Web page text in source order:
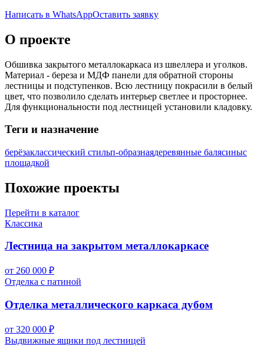
Написать в WhatsAppОставить заявку
О проекте
Обшивка закрытого металлокаркаса из швеллера и уголков.
Материал - береза и МДФ панели для обратной стороны
лестницы и подступенков. Всю лестницу покрасили в белый
цвет, что позволило сделать интерьер светлее и просторнее.
Для функциональности под лестницей установили кладовку.
Теги и назначение
берёзаклассический стильп-образнаядеревянные балясиныс
площадкой
Похожие проекты
Перейти в каталог
Классика
Лестница на закрытом металлокаркасе
от 260 000 ₽
Отделка с патиной
Отделка металлического каркаса дубом
от 320 000 ₽
Выдвижные ящики под лестницей